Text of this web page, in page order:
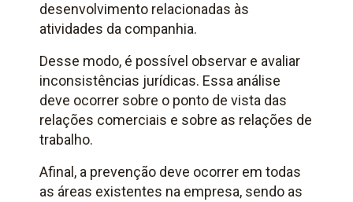
desenvolvimento relacionadas às
atividades da companhia.
Desse modo, é possível observar e avaliar
inconsistências jurídicas. Essa análise
deve ocorrer sobre o ponto de vista das
relações comerciais e sobre as relações de
trabalho.
Afinal, a prevenção deve ocorrer em todas
as áreas existentes na empresa, sendo as